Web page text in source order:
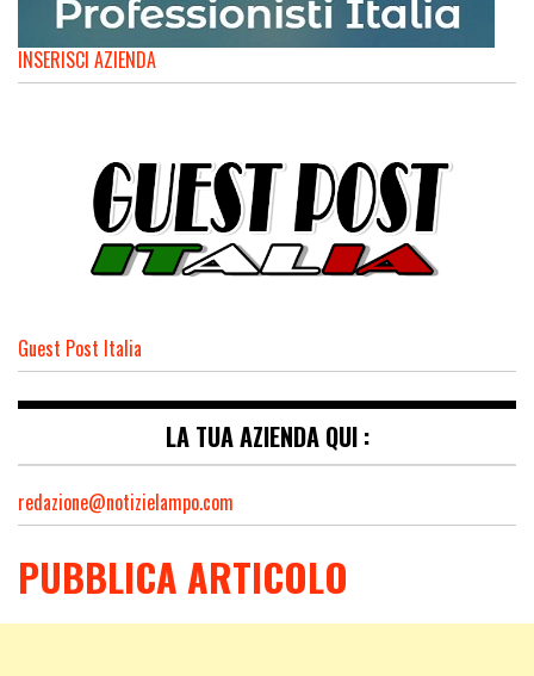
INSERISCI AZIENDA
Guest Post Italia
LA TUA AZIENDA QUI :
redazione@notizielampo.com
PUBBLICA ARTICOLO